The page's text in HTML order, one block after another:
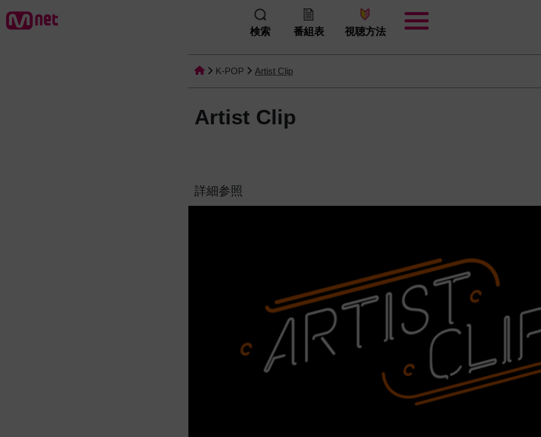
検索 番組表 視聴方法
K-POP Artist Clip
Artist Clip
詳細参照